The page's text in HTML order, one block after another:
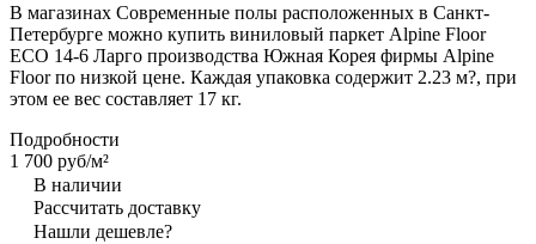
В магазинах Современные полы расположенных в Санкт-
Петербурге можно купить виниловый паркет Alpine Floor
ЕСО 14-6 Ларго производства Южная Корея фирмы Alpine
Floor по низкой цене. Каждая упаковка содержит 2.23 м?, при
этом ее вес составляет 17 кг.
Подробности
1 700 руб/м²
В наличии
Рассчитать доставку
Нашли дешевле?